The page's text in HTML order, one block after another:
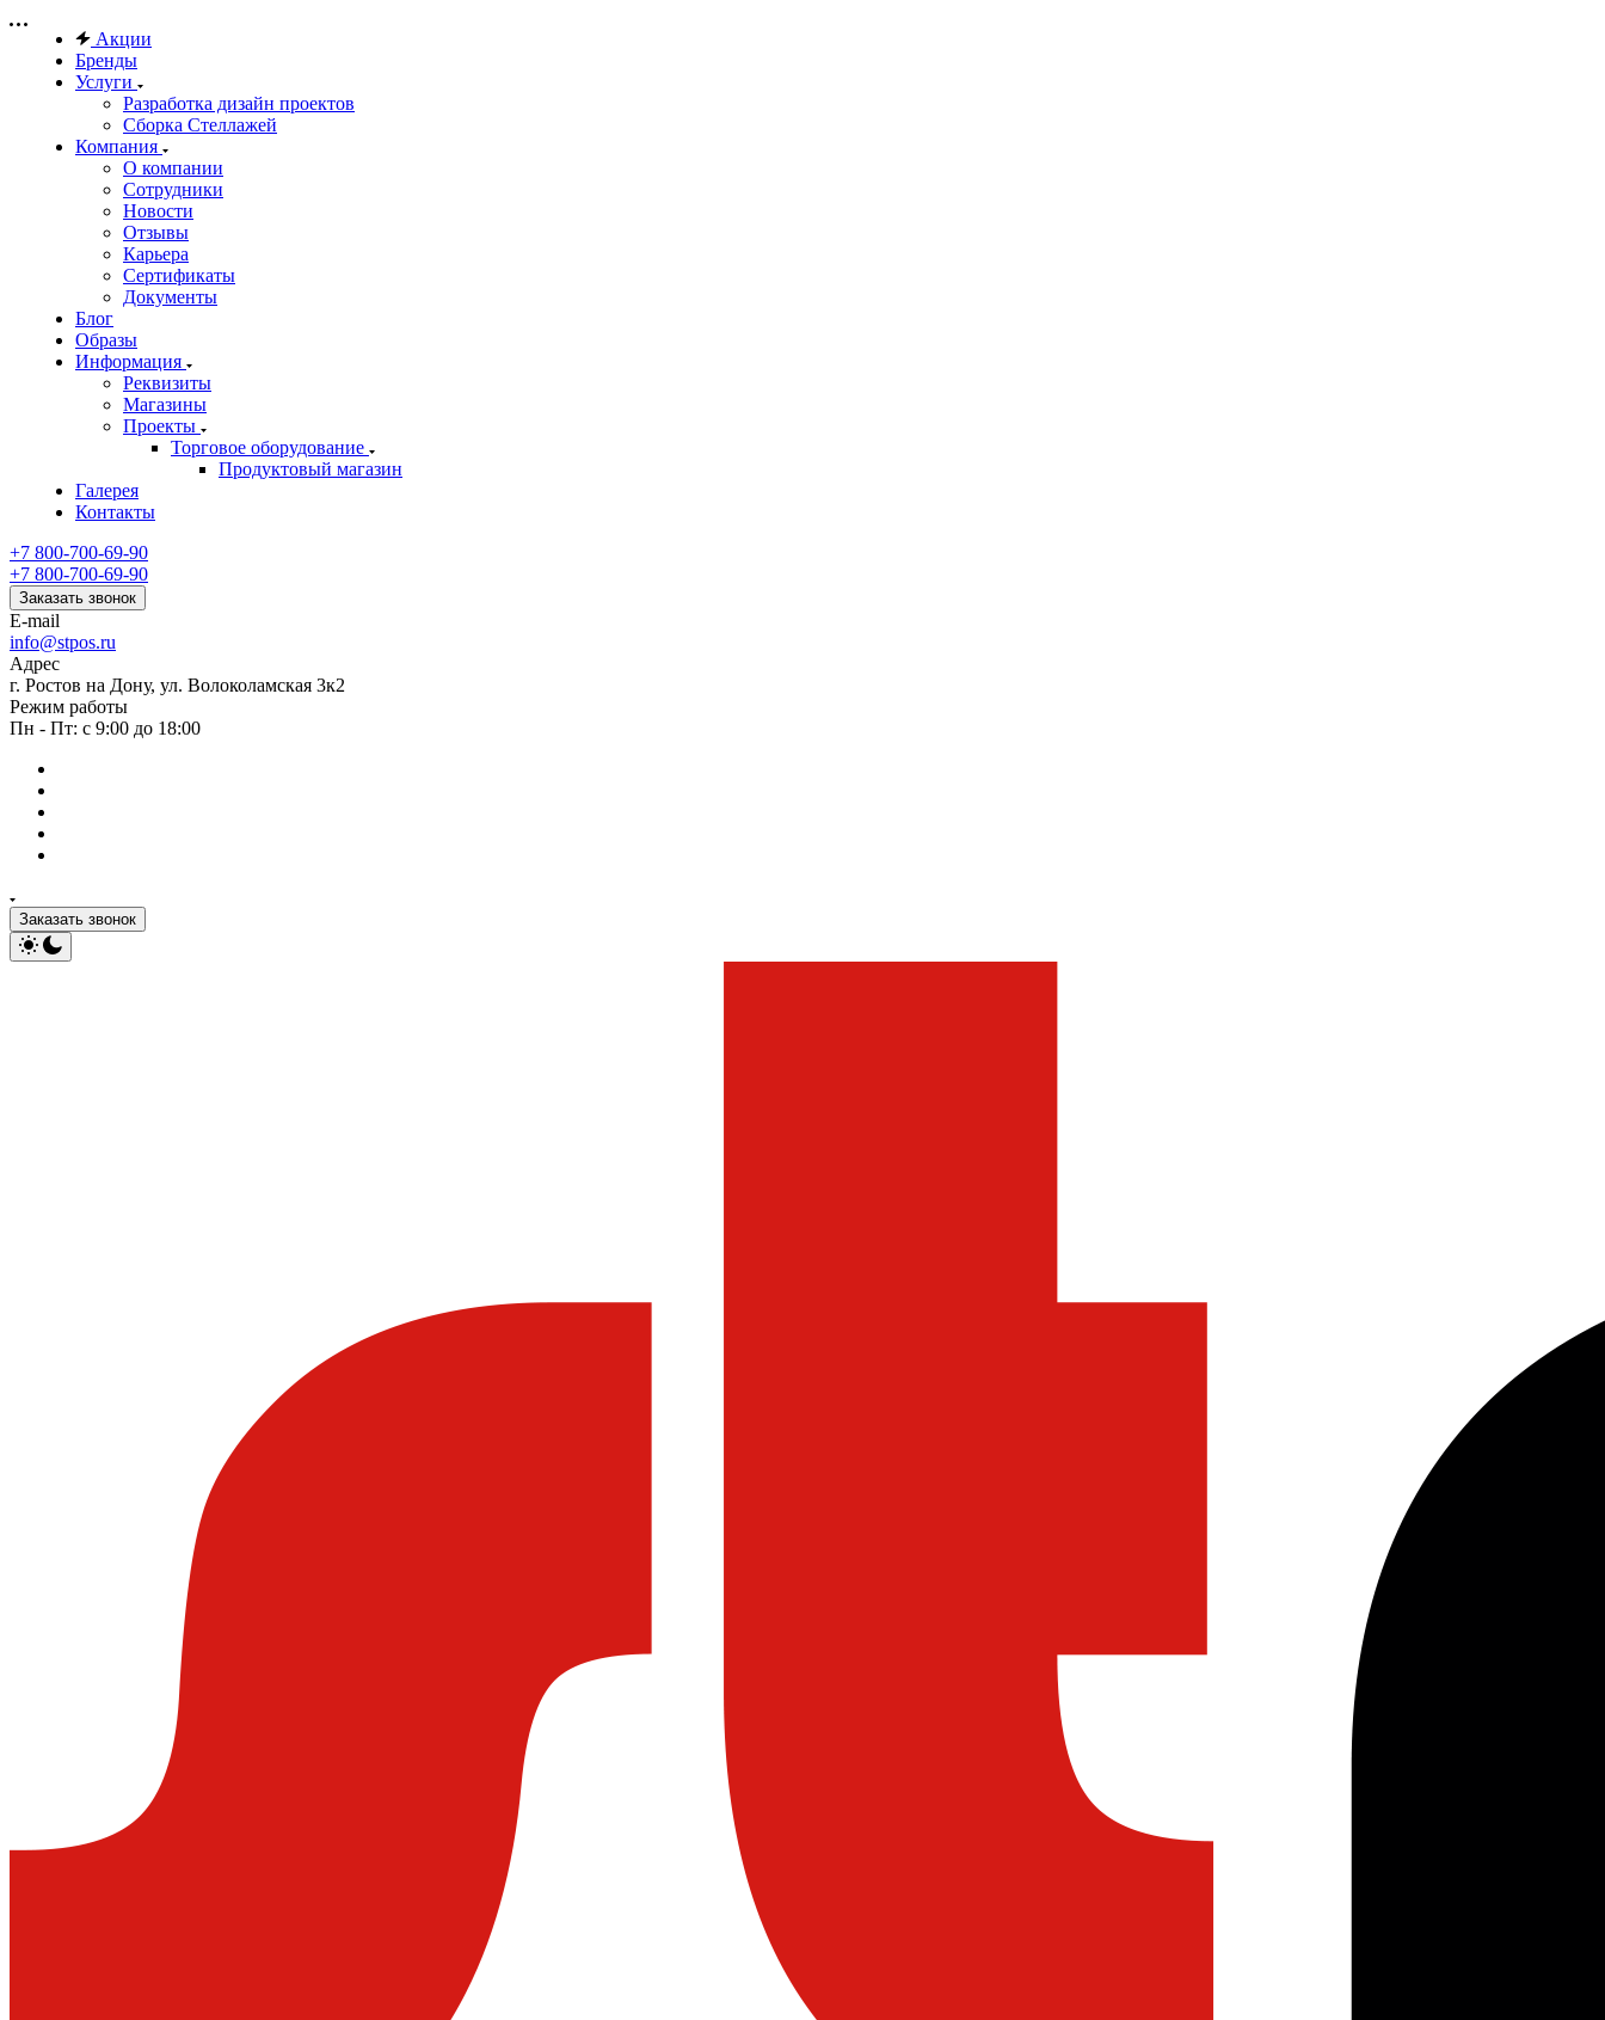
Акции
Бренды
Услуги
Разработка дизайн проектов
Сборка Стеллажей
Компания
О компании
Сотрудники
Новости
Отзывы
Карьера
Сертификаты
Документы
Блог
Образы
Информация
Реквизиты
Магазины
Проекты
Торговое оборудование
Продуктовый магазин
Галерея
Контакты
+7 800-700-69-90
+7 800-700-69-90
Заказать звонок
E-mail
info@stpos.ru
Адрес
г. Ростов на Дону, ул. Волоколамская 3к2
Режим работы
Пн - Пт: с 9:00 до 18:00
Заказать звонок